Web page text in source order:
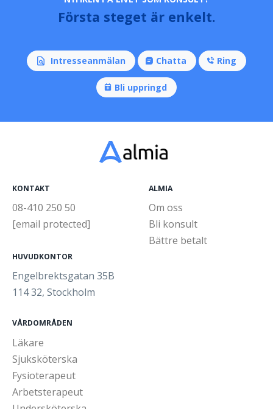
Första steget är enkelt.
Intresseanmälan Chatta Ring
Bli uppringd
KONTAKT
08-410 250 50
[email protected]
HUVUDKONTOR
Engelbrektsgatan 35B
114 32, Stockholm
ALMIA
Om oss
Bli konsult
Bättre betalt
VÅRDOMRÅDEN
Läkare
Sjuksköterska
Fysioterapeut
Arbetsterapeut